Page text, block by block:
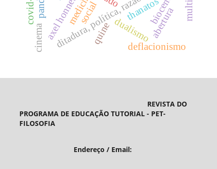
axel honneth dualismo
thanatosabertura
social
quine
deflacionismo
cinema
REVISTA DO
PROGRAMA DE EDUCAÇÃO TUTORIAL - PET-
FILOSOFIA
Endereço / Email: